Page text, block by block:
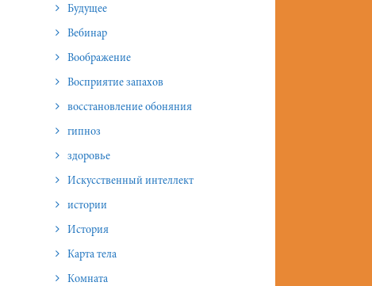
Будущее
Вебинар
Воображение
Восприятие запахов
восстановление обоняния
гипноз
здоровье
Искусственный интеллект
истории
История
Карта тела
Комната